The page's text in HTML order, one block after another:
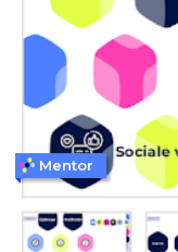
Mentor